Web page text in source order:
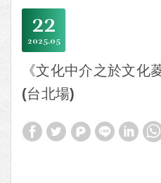
22
05
2025
《文化中介之於文化
(台北場)